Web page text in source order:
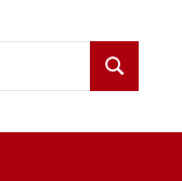
Buscar